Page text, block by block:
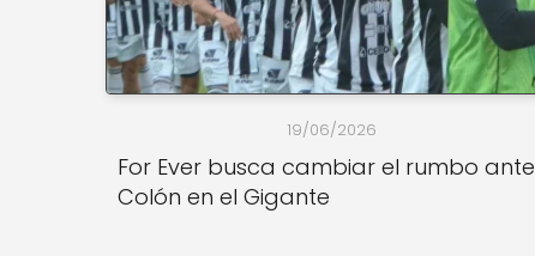
19/06/2026
For Ever busca cambiar el rumbo ante
Colón en el Gigante